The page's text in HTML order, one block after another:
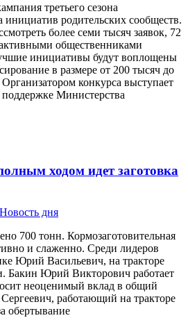
третьего сезона
инициатив родительских сообществ.
более семи тысяч заявок, 72
общественниками
инициативы будут воплощены
в размере от 200 тысяч до
конкурса выступает
Министерства
ходом идет заготовка
Новость дня
700 тонн. Кормозаготовительная
и слаженно. Среди лидеров
Юрий Васильевич, на тракторе
Бакин Юрий Викторович работает
неоценимый вклад в общий
работающий на тракторе
обертывание